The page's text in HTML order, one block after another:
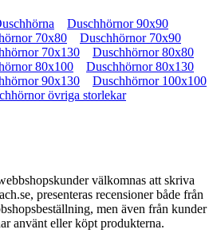
Duschhörnor 90x90
70x80
Duschhörnor 70x90
70x130
Duschhörnor 80x80
80x100
Duschhörnor 80x130
90x130
Duschhörnor 100x100
övriga storlekar
välkomnas att skriva
presenteras recensioner både från
men även från kunder
använt eller köpt produkterna.